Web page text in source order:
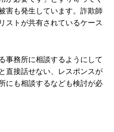
害も発生しています。詐欺師
ストが共有されているケース
事務所に相談するようにして
直接話せない、レスポンスが
にも相談するなども検討が必